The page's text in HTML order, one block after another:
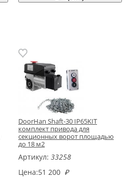
DoorHan Shaft-30 IP65KIT
комплект привода для
секционных ворот площадью
до 18 м2
Артикул: 33258
Цена:51 200 ₽